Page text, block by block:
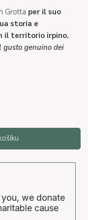
Grotta per il suo
storia e
il territorio irpino.
gusto genuino dei
we donate
cause